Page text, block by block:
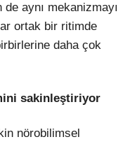
aynı mekanizmayı
ortak bir ritimde
daha çok
sakinleştiriyor
nörobilimsel